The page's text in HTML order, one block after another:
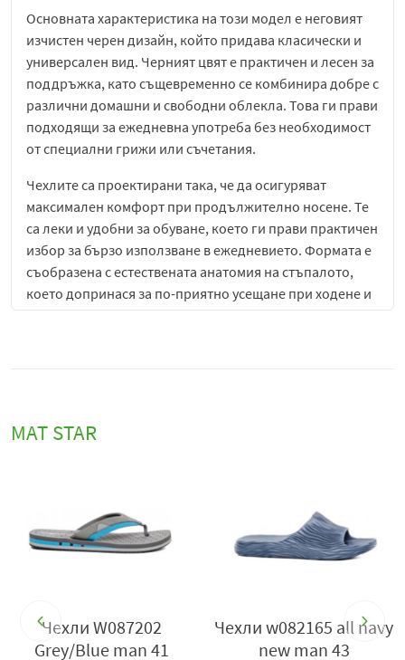
Основната характеристика на този модел е неговият
изчистен черен дизайн, който придава класически и
универсален вид. Черният цвят е практичен и лесен за
поддръжка, като същевременно се комбинира добре с
различни домашни и свободни облекла. Това ги прави
подходящи за ежедневна употреба без необходимост
от специални грижи или съчетания.
Чехлите са проектирани така, че да осигуряват
максимален комфорт при продължително носене. Те
са леки и удобни за обуване, което ги прави практичен
избор за бързо използване в ежедневието. Формата е
съобразена с естествената анатомия на стъпалото,
което допринася за по-приятно усещане при ходене и
намалява умората.
продължително носене, като същевременно запазва
ежедневна употреба у дома, като осигуряват удобство
при движение в различни помещения. Те са практичен
избор за хора, които търсят комфорт и лекота в
Благодарение на своята издръжлива и функционална
конструкция, моделът е подходящ за редовна
MAT STAR
Чехли W087202
Grey/Blue man 41
Чехли w082165 all navy
new man 43